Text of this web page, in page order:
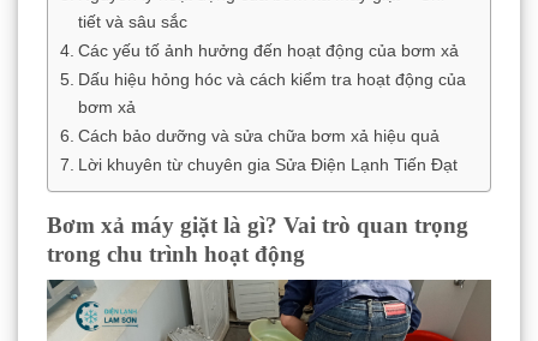
tiết và sâu sắc
Các yếu tố ảnh hưởng đến hoạt động của bơm xả
Dấu hiệu hỏng hóc và cách kiểm tra hoạt động của
bơm xả
Cách bảo dưỡng và sửa chữa bơm xả hiệu quả
Lời khuyên từ chuyên gia Sửa Điện Lạnh Tiến Đạt
Bơm xả máy giặt là gì? Vai trò quan trọng
trong chu trình hoạt động